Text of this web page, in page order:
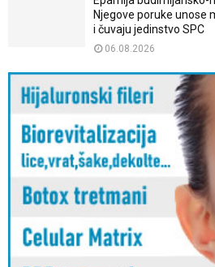
Njegove poruke unose
i čuvaju jedinstvo SPC
06.08.2026